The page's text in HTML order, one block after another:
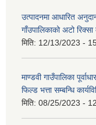
उत्पादनमा आधारित
गाँउपालिकाको अटो
मिति: 12/13/2023 -
माण्डवी गाउँपालिका
फिल्ड भत्ता सम्बन्धि
मिति: 08/25/2023 -